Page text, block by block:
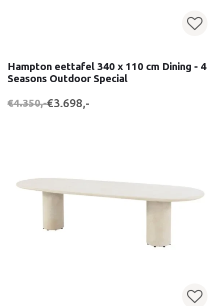
Hampton eettafel 340 x 110 cm Dining - 4
Seasons Outdoor Special
€4.350,-€3.698,-